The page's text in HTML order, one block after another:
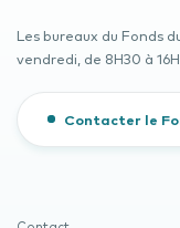
Les bureaux du Fonds
vendredi, de 8H30 à
Contacter le